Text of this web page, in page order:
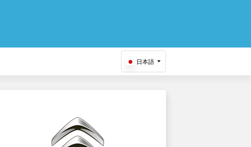
日本語